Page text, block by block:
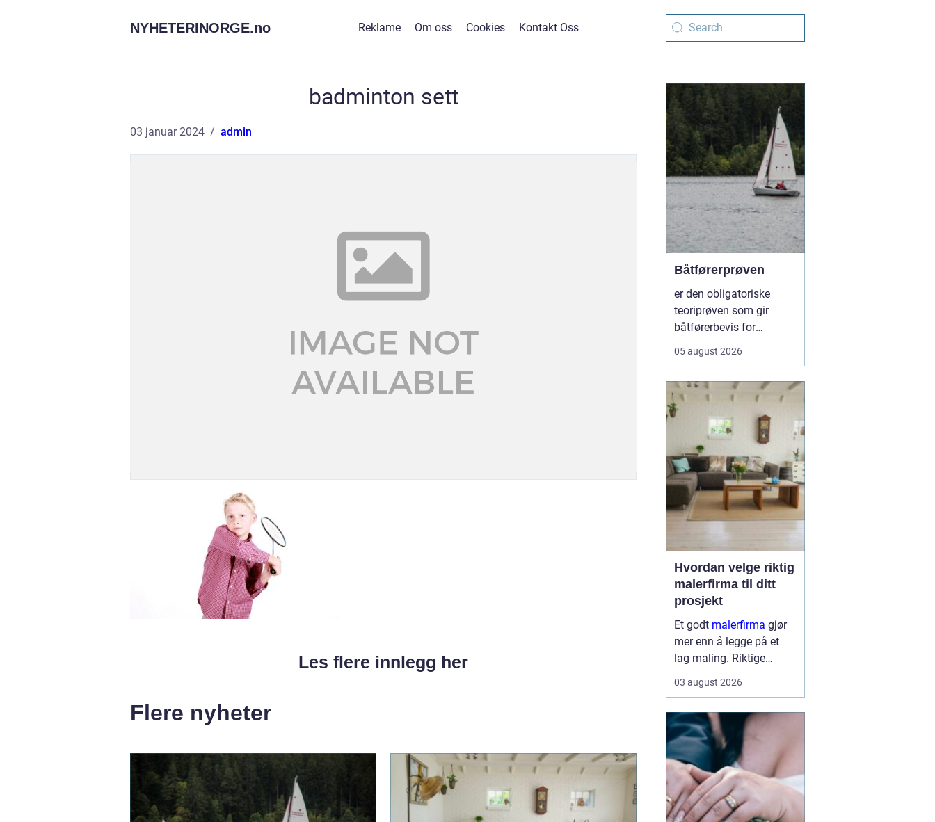
NYHETERINORGE.no Reklame Om oss Cookies Kontakt Oss
badminton sett
03 januar 2024 admin
Les flere innlegg her
Flere nyheter
Båtførerprøven
er den obligatoriske
teoriprøven som gir
båtførerbevis for
dokumenterer at føreren
sjøvett, navigasjon, lover
og regler, samt sikkerhet
om bord. For alle som vil
bruke motorbåt lovlig og
trygt, er dette et...
05 august 2026
Hvordan velge riktig
malerfirma til ditt
prosjekt
Et godt malerfirma gjør
mer enn å legge på et
lag maling. Riktige
levetiden på bygget,
og spare både tid og
penger. Samtidig kan feil
valg gi ekstra
kostnader,...
03 august 2026